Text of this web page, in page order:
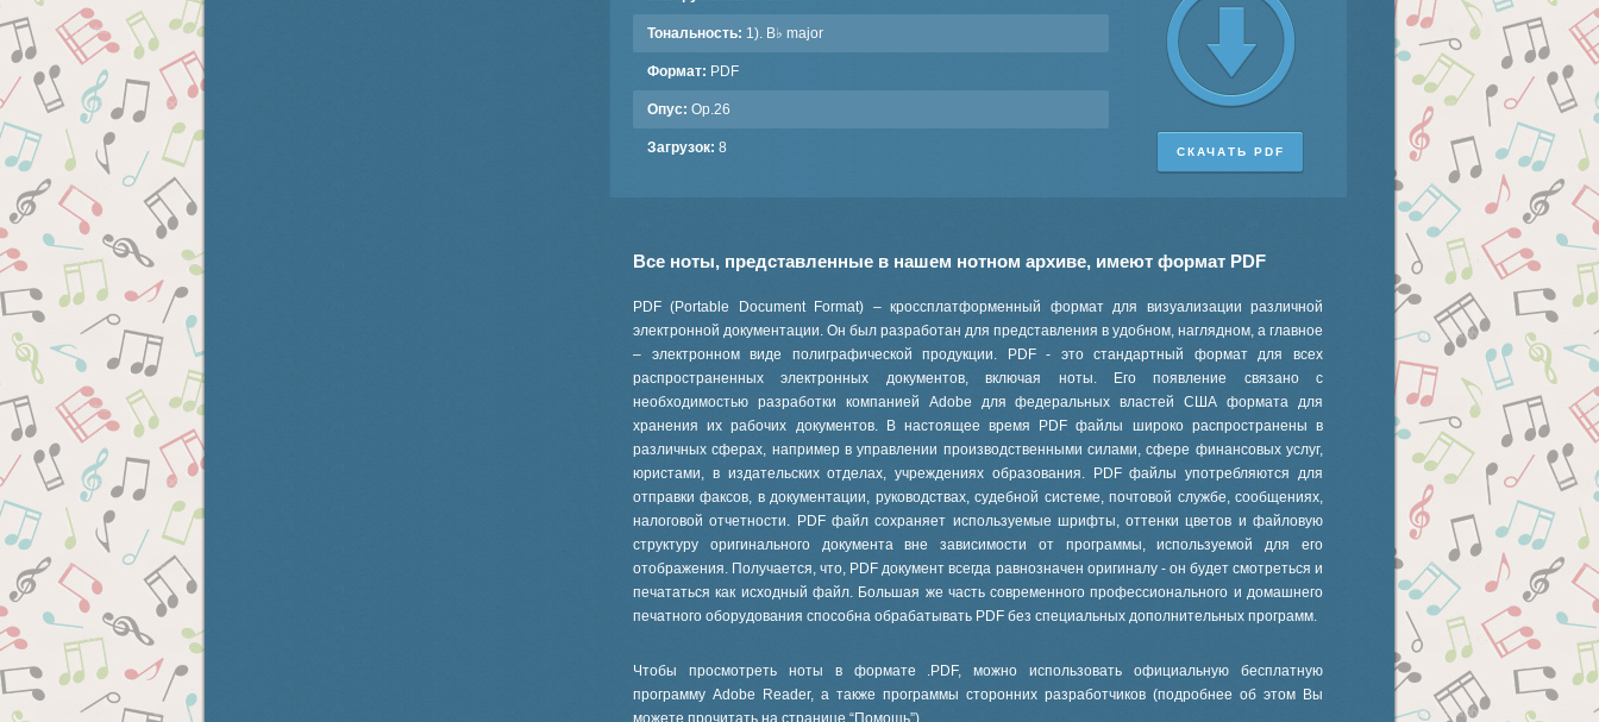
Тональность: 1). B♭ major
Формат: PDF
Опус: Op.26
Загрузок: 8 СКАЧАТЬ PDF
Все ноты, представленные в нашем нотном архиве, имеют формат PDF
PDF (Portable Document Format) – кроссплатформенный формат для визуализации различной
электронной документации. Он был разработан для представления в удобном, наглядном, а главное
– электронном виде полиграфической продукции. PDF - это стандартный формат для всех
распространенных электронных документов, включая ноты. Его появление связано с
необходимостью разработки компанией Adobe для федеральных властей США формата для
хранения их рабочих документов. В настоящее время PDF файлы широко распространены в
различных сферах, например в управлении производственными силами, сфере финансовых услуг,
юристами, в издательских отделах, учреждениях образования. PDF файлы употребляются для
отправки факсов, в документации, руководствах, судебной системе, почтовой службе, сообщениях,
налоговой отчетности. PDF файл сохраняет используемые шрифты, оттенки цветов и файловую
структуру оригинального документа вне зависимости от программы, используемой для его
отображения. Получается, что, PDF документ всегда равнозначен оригиналу - он будет смотреться и
печататься как исходный файл. Большая же часть современного профессионального и домашнего
печатного оборудования способна обрабатывать PDF без специальных дополнительных программ.
Чтобы просмотреть ноты в формате .PDF, можно использовать официальную бесплатную
программу Adobe Reader, а также программы сторонних разработчиков (подробнее об этом Вы
можете прочитать на странице “Помощь”).